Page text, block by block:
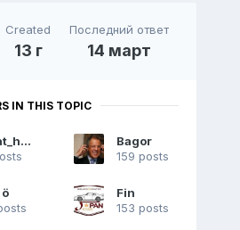
Created
13 г
Последний ответ
14 март
IN THIS TOPIC
sky_at_home
Bagor
159 posts
Fin
153 posts